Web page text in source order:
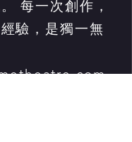
每一次創作，
驗，是獨一無